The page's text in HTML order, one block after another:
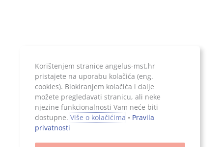
Jer ono što je zapisano, ostaje...
Sva prava pridržana, 2026. Angelus d.o.o.
Korištenjem stranice angelus-mst.hr
pristajete na uporabu kolačića (eng.
cookies). Blokiranjem kolačića i dalje
možete pregledavati stranicu, ali neke
njezine funkcionalnosti Vam neće biti
dostupne.Više o kolačićima• Pravila
privatnosti